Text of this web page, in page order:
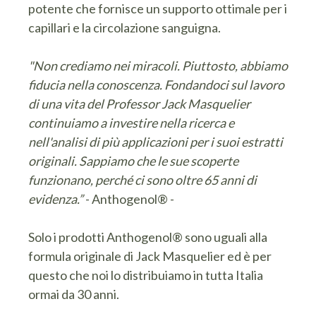
potente che fornisce un supporto ottimale per i
capillari e la circolazione sanguigna.
"Non crediamo nei miracoli. Piuttosto, abbiamo
fiducia nella conoscenza. Fondandoci sul lavoro
di una vita del Professor Jack Masquelier
continuiamo a investire nella ricerca e
nell'analisi di più applicazioni per i suoi estratti
originali. Sappiamo che le sue scoperte
funzionano, perché ci sono oltre 65 anni di
evidenza.”- Anthogenol® -
Solo i prodotti Anthogenol® sono uguali alla
formula originale di Jack Masquelier ed è per
questo che noi lo distribuiamo in tutta Italia
ormai da 30 anni.